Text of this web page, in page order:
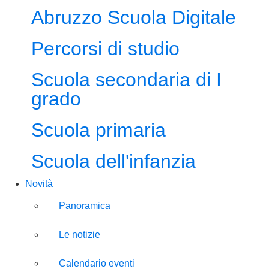
Abruzzo Scuola Digitale
Percorsi di studio
Scuola secondaria di I
grado
Scuola primaria
Scuola dell'infanzia
Novità
Panoramica
Le notizie
Calendario eventi